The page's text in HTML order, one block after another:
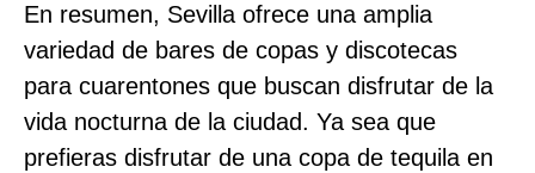
En resumen, Sevilla ofrece una amplia
variedad de bares de copas y discotecas
para cuarentones que buscan disfrutar de la
vida nocturna de la ciudad. Ya sea que
prefieras disfrutar de una copa de tequila en